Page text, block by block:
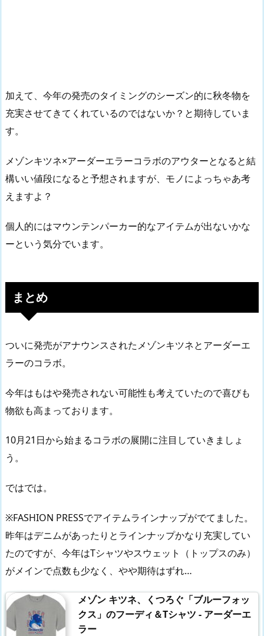
加えて、今年の発売のタイミングのシーズン的に秋冬物を
充実させてきてくれているのではないか？と期待していま
す。
メゾンキツネ×アーダーエラーコラボのアウターとなると結
構いい値段になると予想されますが、モノによっちゃあ考
えますよ？
個人的にはマウンテンパーカー的なアイテムが出ないかな
ーという気分でいます。
まとめ
ついに発売がアナウンスされたメゾンキツネとアーダーエ
ラーのコラボ。
今年はもはや発売されない可能性も考えていたので喜びも
物欲も高まっております。
10月21日から始まるコラボの展開に注目していきましょ
う。
ではでは。
※FASHION PRESSでアイテムラインナップがでてました。
昨年はデニムがあったりとラインナップかなり充実してい
たのですが、今年はTシャツやスウェット（トップスのみ）
がメインで点数も少なく、やや期待はずれ…
メゾン キツネ、くつろぐ「ブルーフォッ
クス」のフーディ＆Tシャツ - アーダーエ
ラー